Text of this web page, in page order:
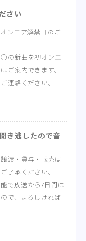
さい
ンエア解禁日のご
の新曲を初オンエ
ご案内できます。
連絡ください。
き逃したので音
渡・貸与・転売は
了承ください。
で放送から7日間は
で、よろしければ